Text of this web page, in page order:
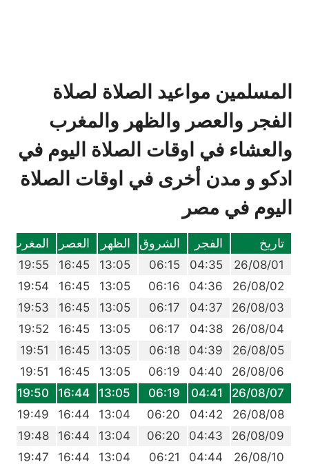
المسلمين مواعيد الصلاة لصلاة
الفجر والعصر والظهر والمغرب
والعشاء في اوقات الصلاة اليوم في
ادكو و مدن أخرى في اوقات الصلاة
اليوم في مصر
تاريخ الفجر الشروق الظهر العصر المغرب
26/08/01
04:35
06:15
13:05
16:45
19:55
26/08/02
04:36
06:16
13:05
16:45
19:54
26/08/03
04:37
06:17
13:05
16:45
19:53
26/08/04
04:38
06:17
13:05
16:45
19:52
26/08/05
04:39
06:18
13:05
16:45
19:51
26/08/06
04:40
06:19
13:05
16:45
19:51
26/08/07
04:41
06:19
13:05
16:44
19:50
26/08/08
04:42
06:20
13:04
16:44
19:49
26/08/09
04:43
06:20
13:04
16:44
19:48
26/08/10
04:44
06:21
13:04
16:44
19:47